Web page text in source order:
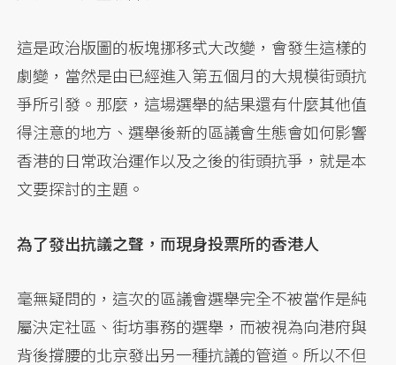
這是政治版圖的板塊挪移式大改變，會發生這樣的
劇變，當然是由已經進入第五個月的大規模街頭抗
爭所引發。那麼，這場選舉的結果還有什麼其他值
得注意的地方、選舉後新的區議會生態會如何影響
香港的日常政治運作以及之後的街頭抗爭，就是本
文要探討的主題。
為了發出抗議之聲，而現身投票所的香港人
毫無疑問的，這次的區議會選舉完全不被當作是純
屬決定社區、街坊事務的選舉，而被視為向港府與
背後撐腰的北京發出另一種抗議的管道。所以不但